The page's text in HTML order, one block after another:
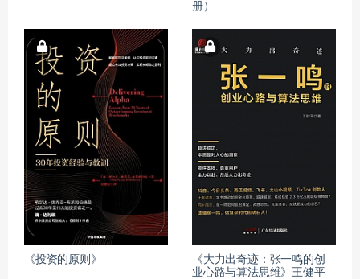
册）
《投资的原则》
《大力出奇迹：张一鸣的创
业心路与算法思维》王健平